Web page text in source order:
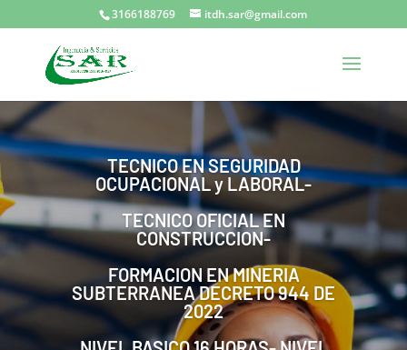
3166188769 itdh.sar@gmail.com
TECNICO EN SEGURIDAD
OCUPACIONAL y LABORAL-
TECNICO OFICIAL EN
CONSTRUCCION-
FORMACION EN MINERIA
SUBTERRANEA DECRETO 944 DE
2022